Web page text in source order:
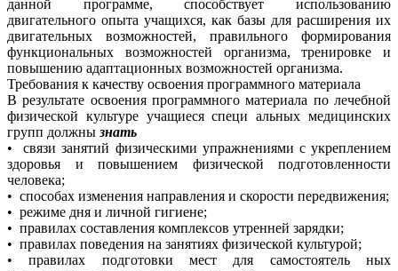
данной программе, способствует использованию
двигательного опыта учащихся, как базы для расширения их
двигательных возможностей, правильного формирования
функциональных возможностей организма, тренировке и
повышению адаптационных возможностей организма.
Требования к качеству освоения программного материала
В результате освоения программного материала по лечебной
физической культуре учащиеся специ альных медицинских
групп должны знать
• связи занятий физическими упражнениями с укреплением
здоровья и повышением физической подготовленности
человека;
• способах изменения направления и скорости передвижения;
• режиме дня и личной гигиене;
• правилах составления комплексов утренней зарядки;
• правилах поведения на занятиях физической культурой;
• правилах подготовки мест для самостоятель ных